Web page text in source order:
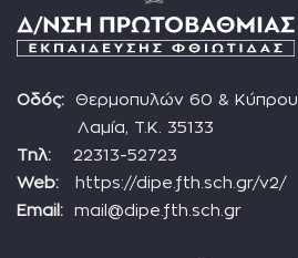
Οδός: Θερμοπυλών 60 & Κύπρου
Λαμία, Τ.Κ. 35133
Τηλ: 22313-52723
Web: https://dipe.fth.sch.gr/v2/
Email: mail@dipe.fth.sch.gr